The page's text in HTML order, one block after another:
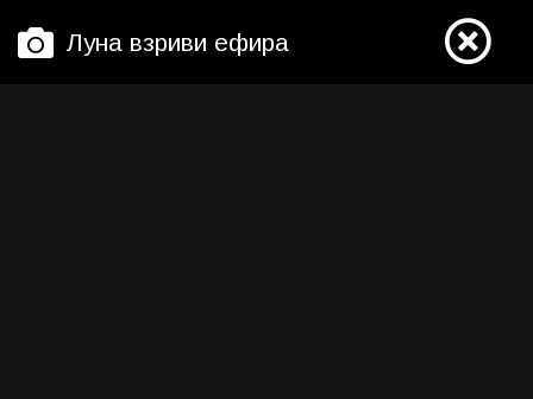
Луна взриви ефира